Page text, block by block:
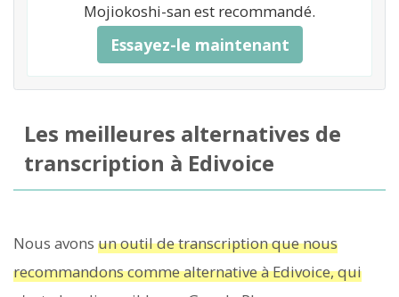
Mojiokoshi-san est recommandé.
Essayez-le maintenant
Les meilleures alternatives de
transcription à Edivoice
Nous avons un outil de transcription que nous
recommandons comme alternative à Edivoice, qui